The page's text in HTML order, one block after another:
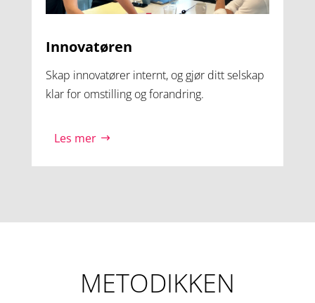
Innovatøren
Skap innovatører internt, og gjør ditt selskap
klar for omstilling og forandring.
Les mer
METODIKKEN